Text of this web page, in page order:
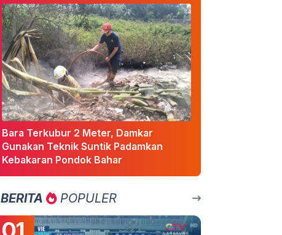
Bara Terkubur 2 Meter, Damkar
Gunakan Teknik Suntik Padamkan
Kebakaran Pondok Bahar
BERITA POPULER